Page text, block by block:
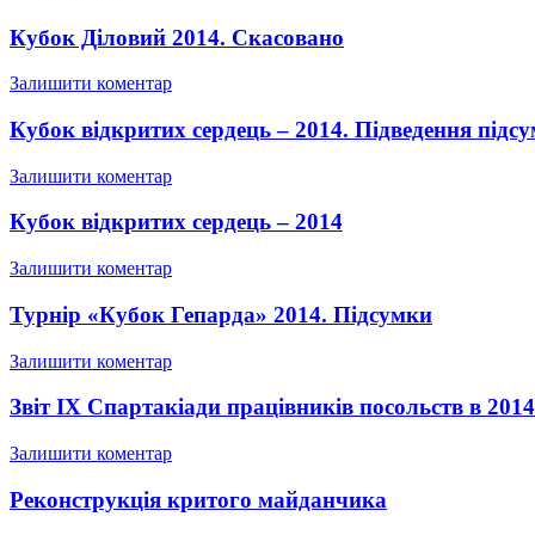
Кубок Діловий 2014. Скасовано
Залишити коментар
Кубок відкритих сердець – 2014. Підведення
Залишити коментар
Кубок відкритих сердець – 2014
Залишити коментар
Турнір «Кубок Гепарда» 2014. Підсумки
Залишити коментар
Звіт IX Спартакіади працівників посольств в
Залишити коментар
Реконструкція критого майданчика